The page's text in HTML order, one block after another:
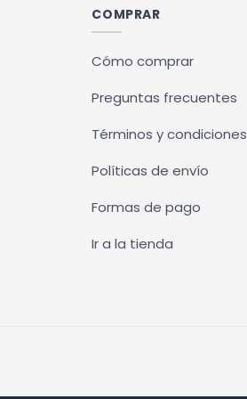
COMPRAR
Cómo comprar
Preguntas frecuentes
Términos y condiciones
Políticas de envío
Formas de pago
Ir a la tienda